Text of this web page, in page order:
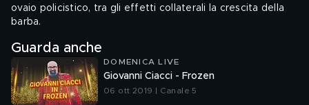
ovaio policistico, tra gli effetti collaterali la crescita della
barba.
Guarda anche
DOMENICA LIVE
Giovanni Ciacci - Frozen
06 ott 2019 | Canale 5